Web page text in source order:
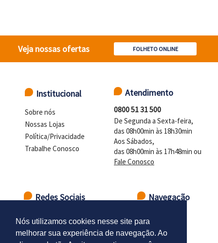
Nós utilizamos cookies nesse site para
melhorar sua experiência de navegação. Ao
Veja nossas ofertas FOLHETO ONLINE
Institucional
Sobre nós
Nossas Lojas
Política/Privacidade
Trabalhe Conosco
Atendimento
0800 51 31 500
De Segunda a Sexta-feira,
das 08h00min às 18h30min
Aos Sábados,
das 08h00min às 17h48min ou
Fale Conosco
Redes Sociais Navegação